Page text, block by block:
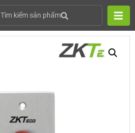
Tìm kiếm sản phẩm